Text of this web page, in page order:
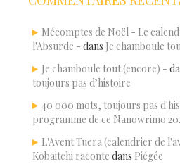
Mécomptes de Noël - Le
l'Absurde - dans Je chamboule
Je chamboule tout (encore) -
toujours pas d’histoire
40 000 mots, toujours pas
programme de ce Nanowrimo
L'Avent Tuera (calendrier de
Kobaitchi raconte dans Piégée